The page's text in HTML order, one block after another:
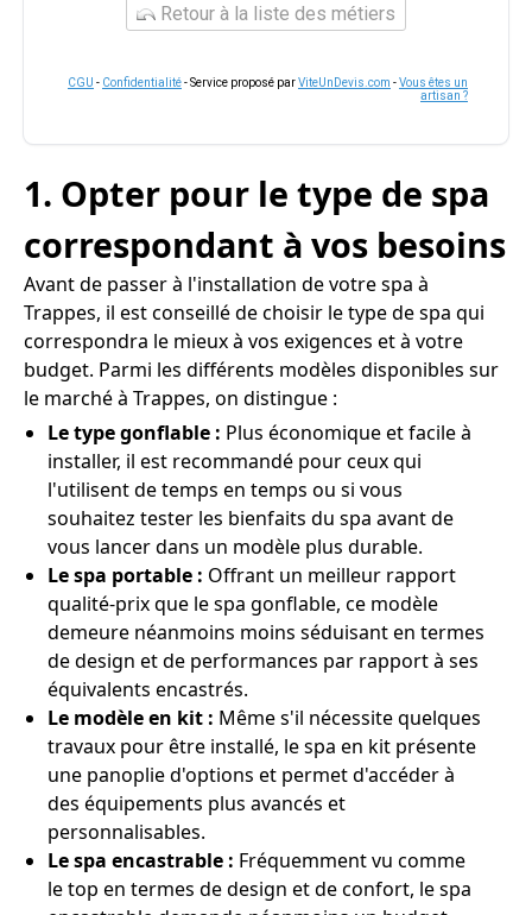
Retour à la liste des métiers
CGU - Confidentialité- Service proposé parViteUnDevis.com -Vous êtes un
artisan ?
1. Opter pour le type de spa
correspondant à vos besoins
Avant de passer à l'installation de votre spa à
Trappes, il est conseillé de choisir le type de spa qui
correspondra le mieux à vos exigences et à votre
budget. Parmi les différents modèles disponibles sur
le marché à Trappes, on distingue :
Le type gonflable : Plus économique et facile à
installer, il est recommandé pour ceux qui
l'utilisent de temps en temps ou si vous
souhaitez tester les bienfaits du spa avant de
vous lancer dans un modèle plus durable.
Le spa portable : Offrant un meilleur rapport
qualité-prix que le spa gonflable, ce modèle
demeure néanmoins moins séduisant en termes
de design et de performances par rapport à ses
équivalents encastrés.
Le modèle en kit : Même s'il nécessite quelques
travaux pour être installé, le spa en kit présente
une panoplie d'options et permet d'accéder à
des équipements plus avancés et
personnalisables.
Le spa encastrable : Fréquemment vu comme
le top en termes de design et de confort, le spa